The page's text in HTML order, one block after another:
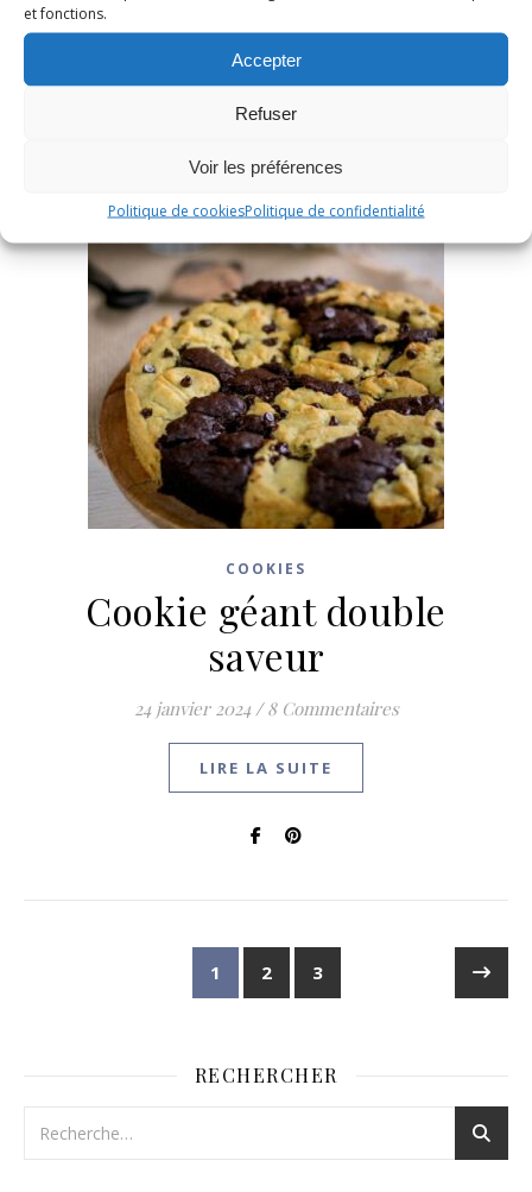
et fonctions.
Accepter
Refuser
Voir les préférences
Politique de cookiesPolitique de confidentialité
COOKIES
Cookie géant double
saveur
24 janvier 2024 / 8 Commentaires
LIRE LA SUITE
1 2 3
RECHERCHER